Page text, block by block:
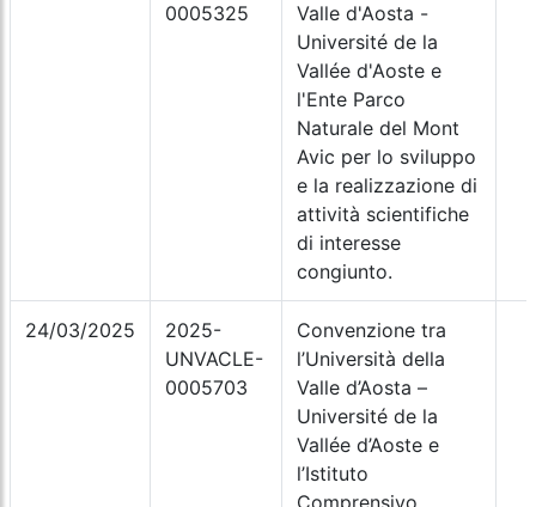
0005325
Valle d'Aosta -
Université de la
Vallée d'Aoste e
l'Ente Parco
Naturale del Mont
Avic per lo sviluppo
e la realizzazione di
attività scientifiche
di interesse
congiunto.
24/03/2025
2025-
UNVACLE-
0005703
Convenzione tra
l’Università della
Valle d’Aosta –
Université de la
Vallée d’Aoste e
l’Istituto
Comprensivo